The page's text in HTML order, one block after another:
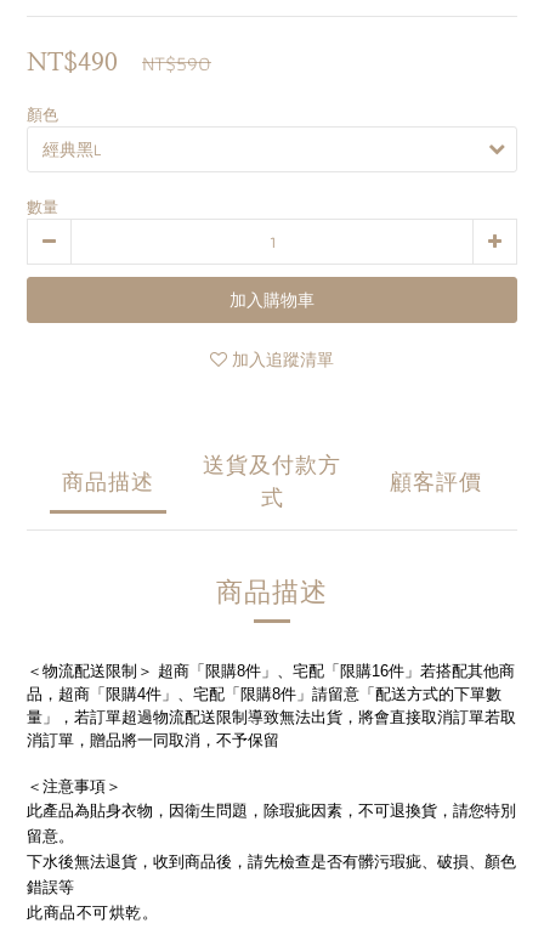
NT$490 NT$590
顏色
數量
加入購物車
加入追蹤清單
商品描述
送貨及付款方
式
顧客評價
商品描述
＜物流配送限制＞ 超商「限購8件」、宅配「限購16件」若搭配其他商
品，超商「限購4件」、宅配「限購8件」請留意「配送方式的下單數
量」，若訂單超過物流配送限制導致無法出貨，將會直接取消訂單若取
消訂單，贈品將一同取消，不予保留
＜注意事項＞
此產品為貼身衣物，因衛生問題，除瑕疵因素，不可退換貨，請您特別
留意。
下水後無法退貨，收到商品後，請先檢查是否有髒污瑕疵、破損、顏色
錯誤等
此商品不可烘乾。